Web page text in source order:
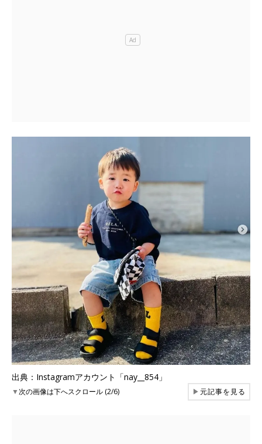
出典：Instagramアカウント「nay__854」
▼次の画像は下へスクロール (2/6) ▶元記事を見る